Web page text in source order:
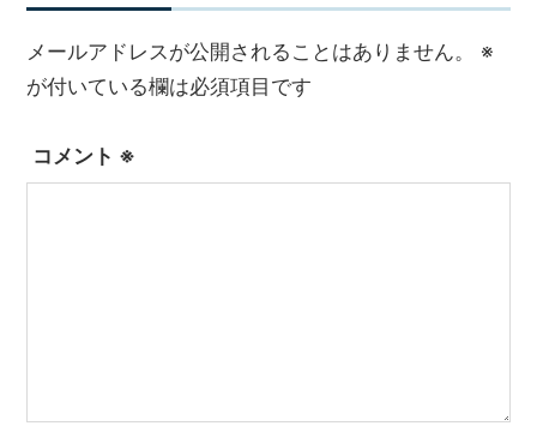
メールアドレスが公開されることはありません。
※
が付いている欄は必須項目です
コメント ※